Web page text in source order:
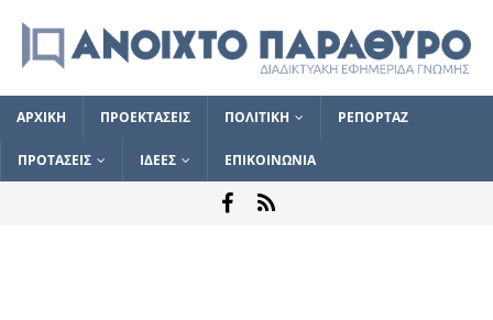
ΑΡΧΙΚΗ ΠΡΟΕΚΤΑΣΕΙΣ ΠΟΛΙΤΙΚΗ ΡΕΠΟΡΤΑΖ
ΠΡΟΤΑΣΕΙΣ ΙΔΕΕΣ ΕΠΙΚΟΙΝΩΝΙΑ